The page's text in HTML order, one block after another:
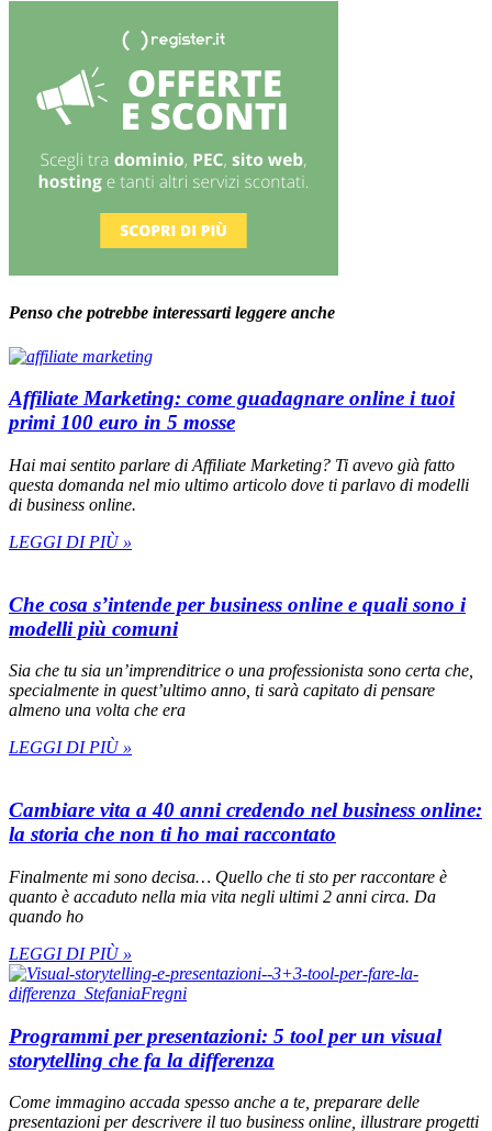
Penso che potrebbe interessarti leggere anche
Affiliate Marketing: come guadagnare online i tuoi
primi 100 euro in 5 mosse
Hai mai sentito parlare di Affiliate Marketing? Ti avevo già fatto
questa domanda nel mio ultimo articolo dove ti parlavo di modelli
di business online.
LEGGI DI PIÙ »
Che cosa s’intende per business online e quali sono i
modelli più comuni
Sia che tu sia un’imprenditrice o una professionista sono certa che,
specialmente in quest’ultimo anno, ti sarà capitato di pensare
almeno una volta che era
LEGGI DI PIÙ »
Cambiare vita a 40 anni credendo nel business online:
la storia che non ti ho mai raccontato
Finalmente mi sono decisa… Quello che ti sto per raccontare è
quanto è accaduto nella mia vita negli ultimi 2 anni circa. Da
quando ho
LEGGI DI PIÙ »
Programmi per presentazioni: 5 tool per un visual
storytelling che fa la differenza
Come immagino accada spesso anche a te, preparare delle
presentazioni per descrivere il tuo business online, illustrare progetti